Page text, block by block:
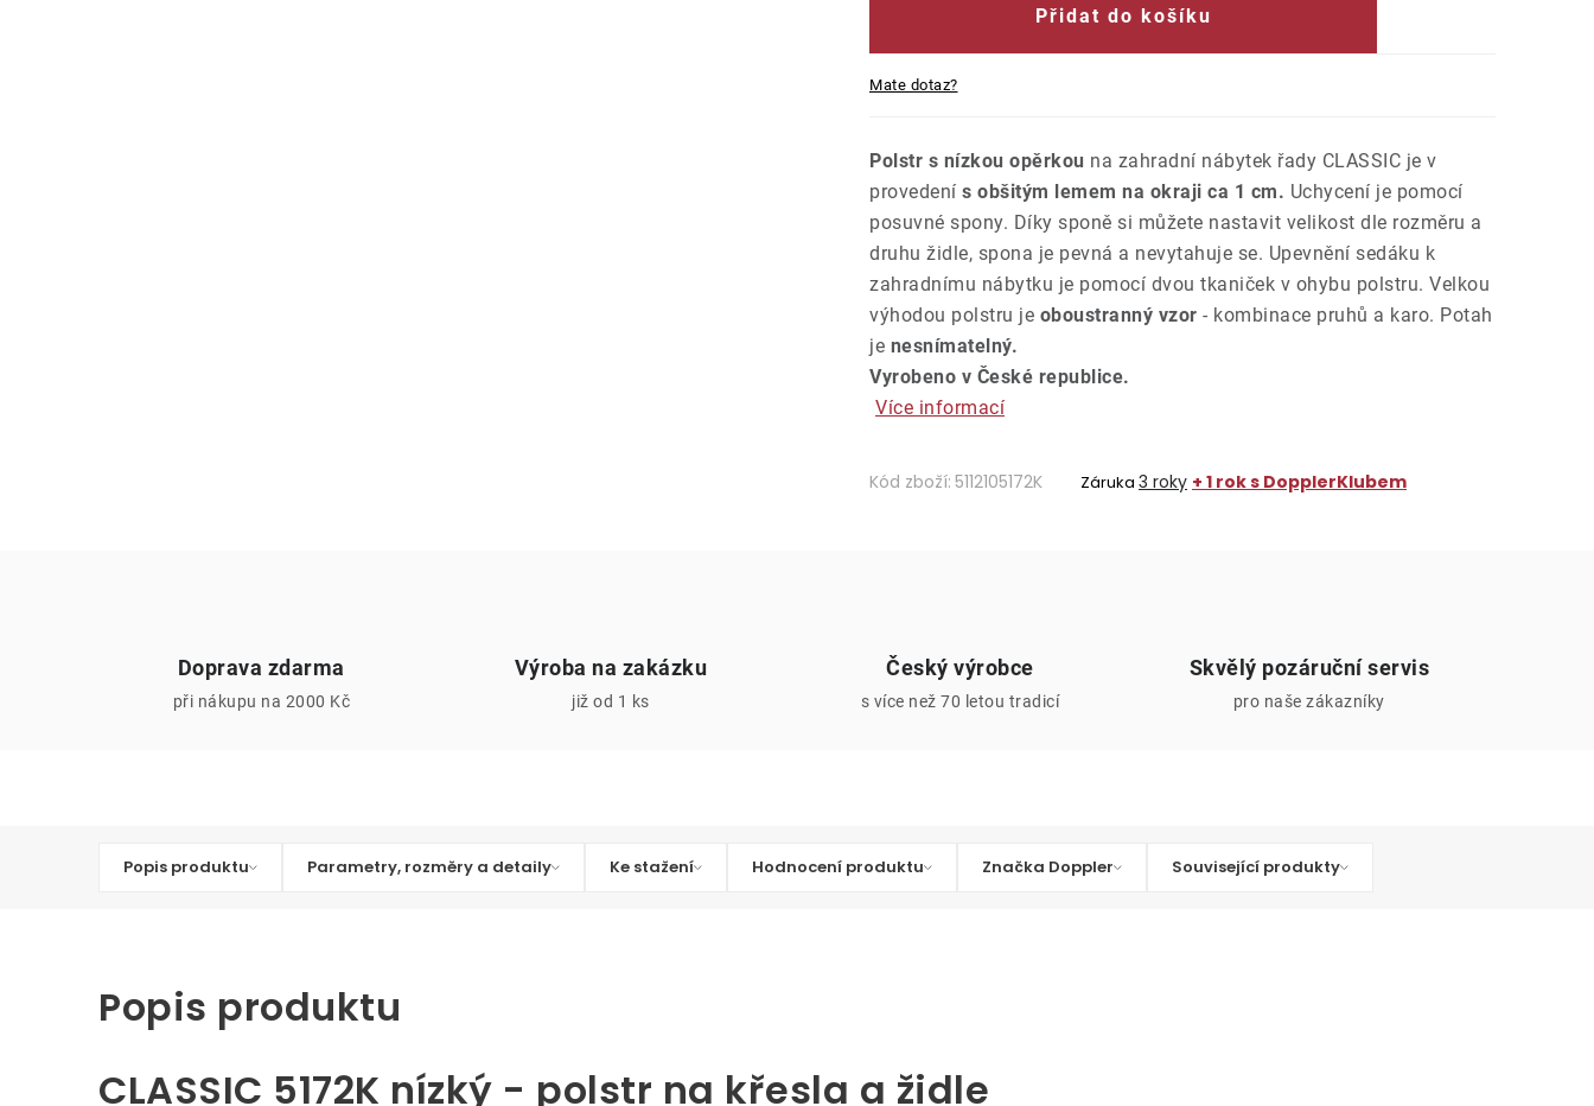
Přidat do košíku
Mate dotaz?
Polstr s nízkou opěrkou na zahradní nábytek řady CLASSIC je v
provedení s obšitým lemem na okraji ca 1 cm. Uchycení je pomocí
posuvné spony. Díky sponě si můžete nastavit velikost dle rozměru a
druhu židle, spona je pevná a nevytahuje se. Upevnění sedáku k
zahradnímu nábytku je pomocí dvou tkaniček v ohybu polstru. Velkou
výhodou polstru je oboustranný vzor - kombinace pruhů a karo. Potah
je nesnímatelný.
Vyrobeno v České republice.
Více informací
Kód zboží: 5112105172K Záruka 3 roky + 1 rok s DopplerKlubem
Doprava zdarma
při nákupu na 2000 Kč
Výroba na zakázku
již od 1 ks
Český výrobce
s více než 70 letou tradicí
Skvělý pozáruční servis
pro naše zákazníky
Popis produktu Parametry, rozměry a detaily Ke stažení Hodnocení produktu Značka Doppler Související produkty
Popis produktu
CLASSIC 5172K nízký - polstr na křesla a židle